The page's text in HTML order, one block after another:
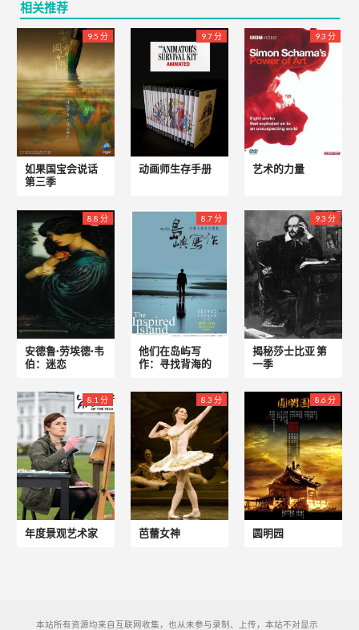
相关推荐
9.5 分
如果国宝会说话
第三季
9.7 分
动画师生存手册
9.3 分
艺术的力量
8.8 分
安德鲁·劳埃德·韦
伯：迷恋
8.7 分
他们在岛屿写
作：寻找背海的
9.3 分
揭秘莎士比亚 第
一季
8.1 分
年度景观艺术家
8.3 分
芭蕾女神
8.6 分
圆明园
本站所有资源均来自互联网收集，也从未参与录制、上传，本站不对显示